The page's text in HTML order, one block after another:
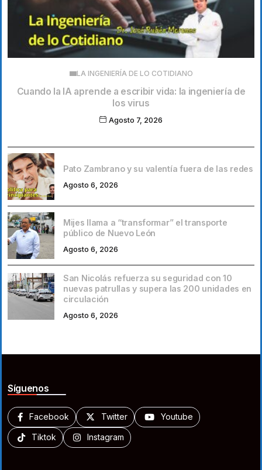
LA INGENIERÍA DE LO COTIDIANO
Cuando la IA aprende a escribir vida: la ingeniería de
los virus
Agosto 7, 2026
Pato Zambrano y su valentía fuera de las redes
Agosto 6, 2026
Mijes llama a “transformar” el transporte
público de Nuevo León
Agosto 6, 2026
San Nicolás refuerza su seguridad con 10
nuevas patrullas y supera las 200 unidades en
circulación
Agosto 6, 2026
Síguenos
Facebook Twitter Youtube
Tiktok Instagram